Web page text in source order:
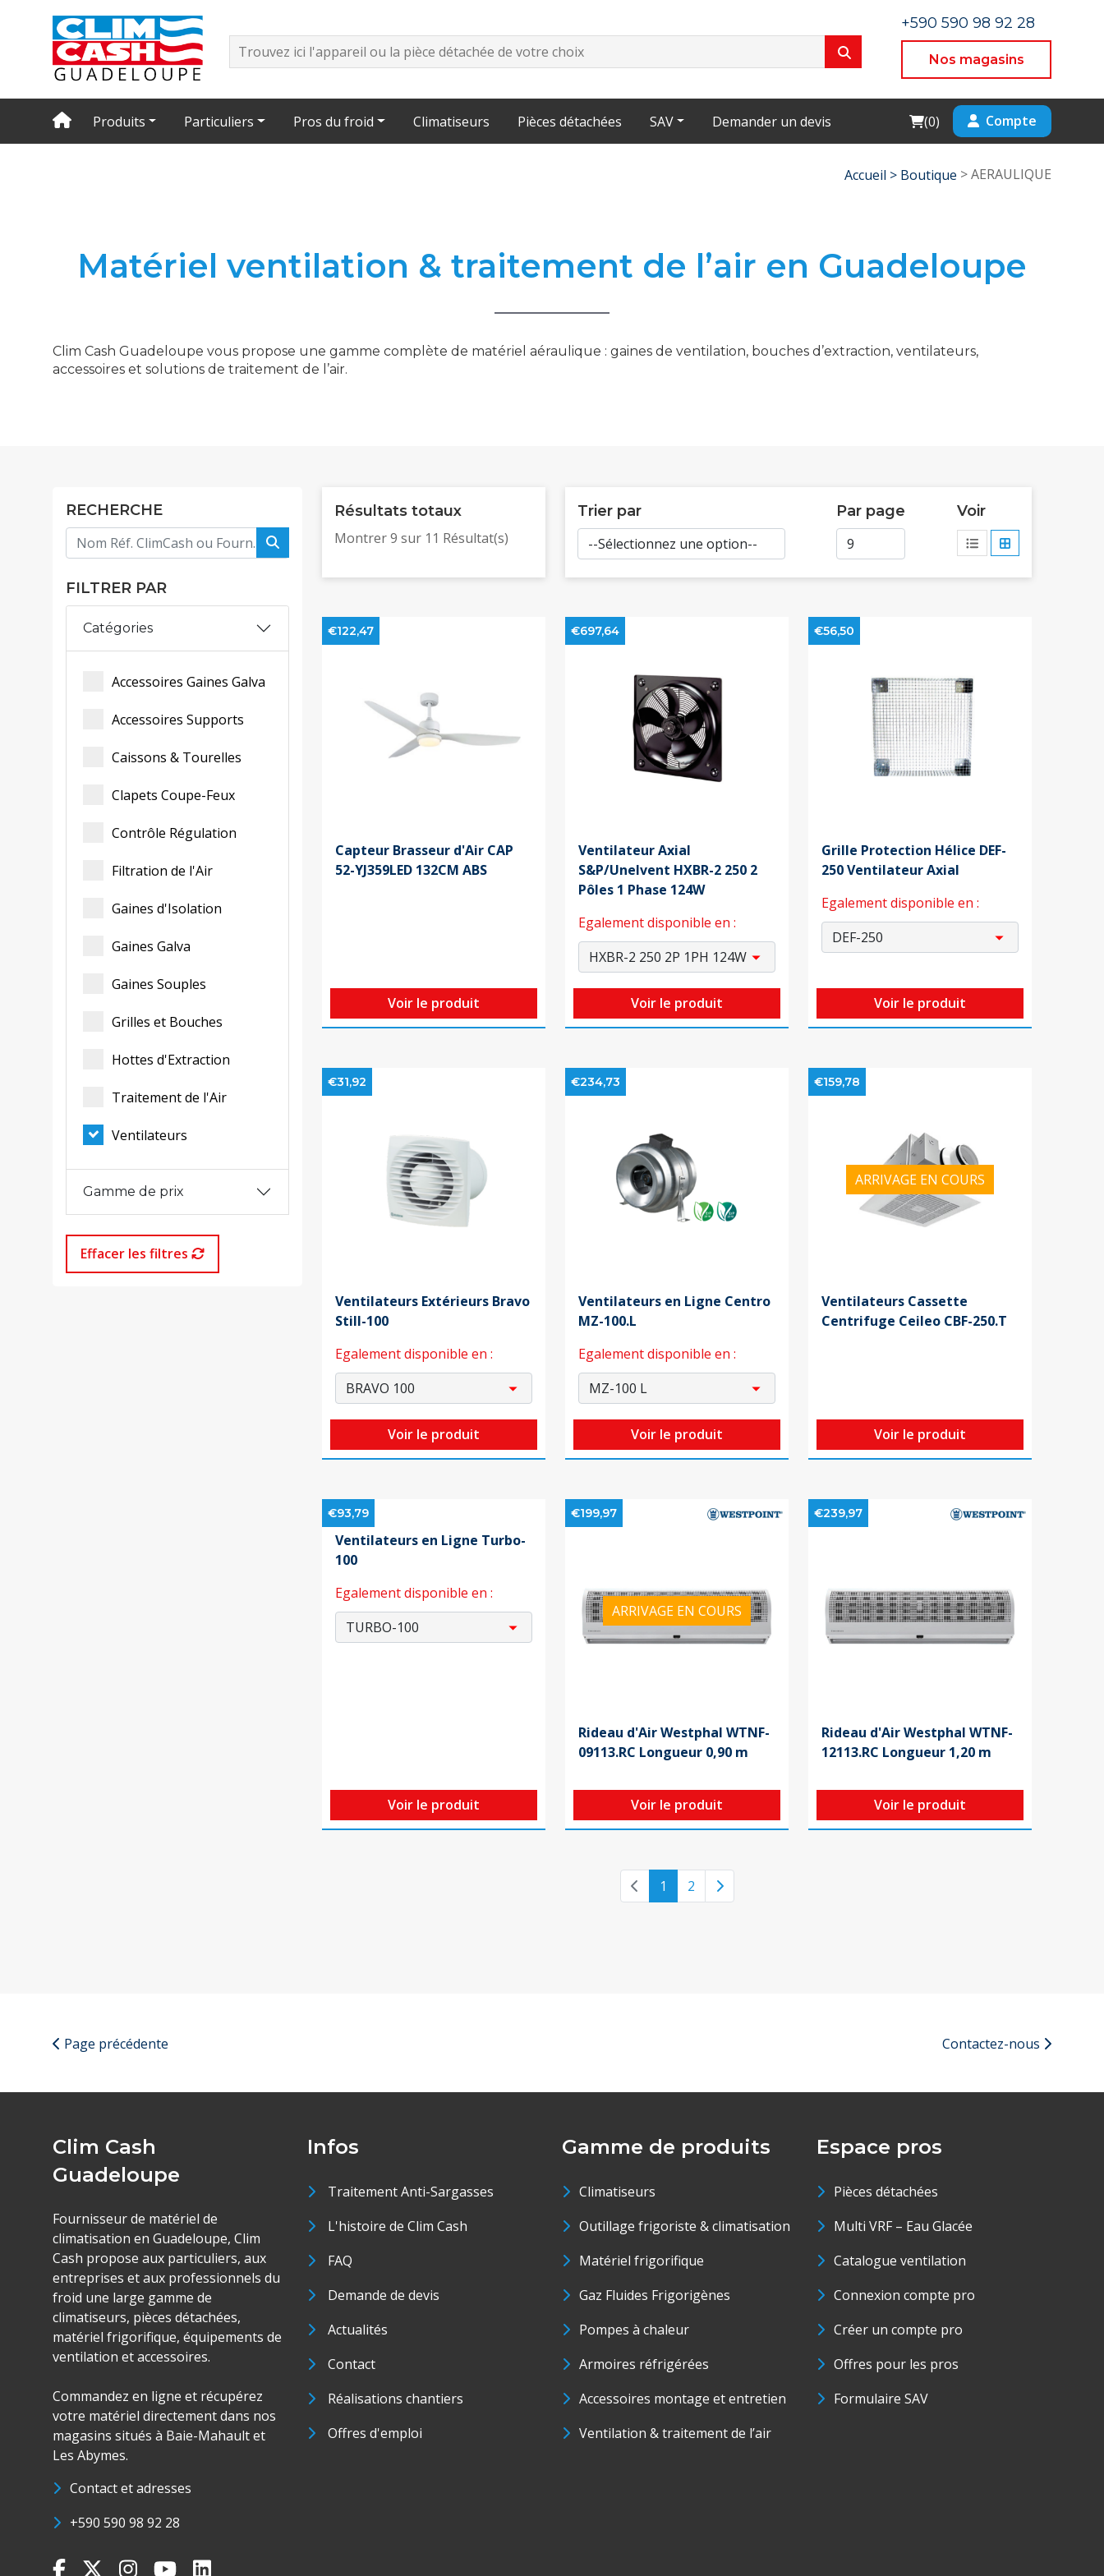
+590 590 98 92 28
Nos magasins
Produits Particuliers Pros du froid Climatiseurs Pièces détachées SAV Demander un devis Cart
(0) Compte
Accueil > Boutique > AERAULIQUE
Matériel ventilation & traitement de l’air en Guadeloupe
Clim Cash Guadeloupe vous propose une gamme complète de matériel aéraulique : gaines de ventilation, bouches d’extraction, ventilateurs,
accessoires et solutions de traitement de l’air.
RECHERCHE
FILTRER PAR
Catégories
Accessoires Gaines Galva
Accessoires Supports
Caissons & Tourelles
Clapets Coupe-Feux
Contrôle Régulation
Filtration de l'Air
Gaines d'Isolation
Gaines Galva
Gaines Souples
Grilles et Bouches
Hottes d'Extraction
Traitement de l'Air
Ventilateurs
Gamme de prix
Effacer les filtres
Résultats totaux
Montrer9 sur 11 Résultat(s)
Trier par Par page Voir
€122,47
Capteur Brasseur d'Air CAP
52-YJ359LED 132CM ABS
Voir le produit
€697,64
Ventilateur Axial
S&P/Unelvent HXBR-2 250 2
Pôles 1 Phase 124W
Egalement disponible en :
Voir le produit
€56,50
Grille Protection Hélice DEF-
250 Ventilateur Axial
Egalement disponible en :
Voir le produit
€31,92
Ventilateurs Extérieurs Bravo
Still-100
Egalement disponible en :
Voir le produit
€234,73
Ventilateurs en Ligne Centro
MZ-100.L
Egalement disponible en :
Voir le produit
ARRIVAGE EN COURS
€159,78
Ventilateurs Cassette
Centrifuge Ceileo CBF-250.T
Voir le produit
€93,79
Ventilateurs en Ligne Turbo-
100
Egalement disponible en :
Voir le produit
ARRIVAGE EN COURS
€199,97
Rideau d'Air Westphal WTNF-
09113.RC Longueur 0,90 m
Voir le produit
€239,97
Rideau d'Air Westphal WTNF-
12113.RC Longueur 1,20 m
Voir le produit
Previous page
1 2 Next page
Page précédente Contactez-nous
Clim Cash
Guadeloupe
Fournisseur de matériel de
climatisation en Guadeloupe, Clim
Cash propose aux particuliers, aux
entreprises et aux professionnels du
froid une large gamme de
climatiseurs, pièces détachées,
matériel frigorifique, équipements de
ventilation et accessoires.
Commandez en ligne et récupérez
votre matériel directement dans nos
magasins situés à Baie-Mahault et
Les Abymes.
Contact et adresses
+590 590 98 92 28
Infos
Traitement Anti-Sargasses
L'histoire de Clim Cash
FAQ
Demande de devis
Actualités
Contact
Réalisations chantiers
Offres d'emploi
Gamme de produits
Climatiseurs
Outillage frigoriste & climatisation
Matériel frigorifique
Gaz Fluides Frigorigènes
Pompes à chaleur
Armoires réfrigérées
Accessoires montage et entretien
Ventilation & traitement de l’air
Espace pros
Pièces détachées
Multi VRF – Eau Glacée
Catalogue ventilation
Connexion compte pro
Créer un compte pro
Offres pour les pros
Formulaire SAV